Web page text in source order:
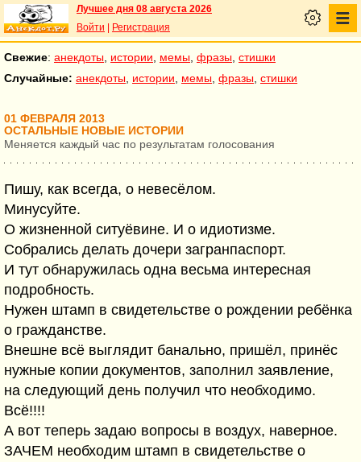
Лучшее дня 08 августа 2026
Войти
Регистрация
Свежие: анекдоты истории мемы фразы стишки
Случайные: анекдоты истории мемы фразы стишки
01 ФЕВРАЛЯ 2013
ОСТАЛЬНЫЕ НОВЫЕ ИСТОРИИ
Меняется каждый час по результатам голосования
Пишу, как всегда, о невесёлом.
Минусуйте.
О жизненной ситуёвине. И о идиотизме.
Собрались делать дочери загранпаспорт.
И тут обнаружилась одна весьма интересная
подробность.
Нужен штамп в свидетельстве о рождении ребёнка
о гражданстве.
Внешне всё выглядит банально, пришёл, принёс
нужные копии документов, заполнил заявление,
на следующий день получил что необходимо.
Всё!!!!
А вот теперь задаю вопросы в воздух, наверное.
ЗАЧЕМ необходим штамп в свидетельстве о